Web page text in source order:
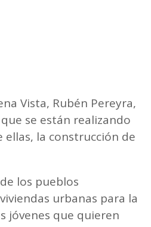
Vista, Rubén Pereyra,
se están realizando
la construcción de
los pueblos
urbanas para la
jóvenes que quieren